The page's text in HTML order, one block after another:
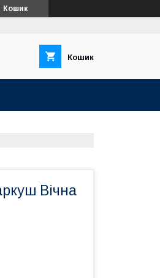
Кошик
Кошик
Вічна